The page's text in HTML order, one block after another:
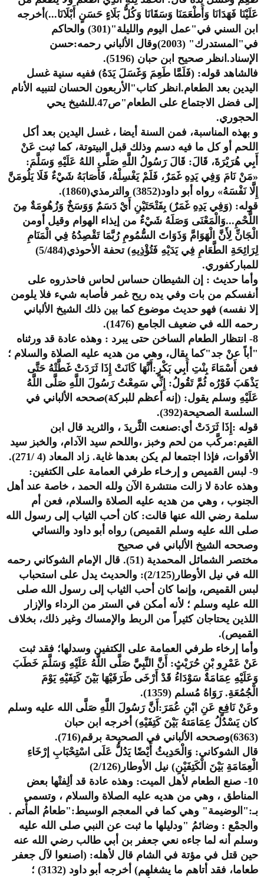
عَلَيْنَا فَهَدَانَا وَأَطْعَمَنَا وَسَقَانَا وَكُلُّ بَلَاءٍ حَسَنٍ أَبْلَانَا...)أخرجه
ابن السني في"عمل اليوم والليلة"(301) والحاكم
في"المستدرك" (2003)وقال الألباني رحمه:حسن
الإسناد.انظر صحيح ابن حبان (5196).
فالشاهد قوله: (فَلَمَّا طَعِمَ وَغَسَلَ يَدَهُ) ففيه سنية غسل
اليدين بعد الطعام.انظر كتاب"الأربعون الحسان لتنبيه الأنام
إلى فضل الاجتماع على الطعام"ص47.للشيخ يحي
الحجوري.
و بهذه المناسبة، فمن السنة أيضا ، غسل اليدين بعد أكل
اللحم أو كل ما فيه دسم وذلك قبل البيتوتة، كما ثبت عَنْ
أَبِي هُرَيْرَةَ، قَالَ: قَالَ رَسُولُ اللَّهِ صَلَّى اللهُ عَلَيْهِ وَسَلَّمَ:
«مَنْ نَامَ وَفِي يَدِهِ غَمَرٌ، فَلَمْ يَغْسِلْهُ، فَأَصَابَهُ شَيْءٌ فَلَا يَلُومَنَّ
إِلَّا نَفْسَهُ» رواه أبو داود(3852) والترمذي(1860).
قوله: (وَفِي يَدِهِ غَمَرٌ) بِفَتْحَتَيْنِ أَيْ دَسَمٌ وَوَسَخٌ وَزُهُومَةٌ مِنَ
اللَّحْمِ...وَالْمَعْنَى وَصَلَهُ شَيْءٌ من إيذاء الهوام وقيل أومن
الْجَانِّ لِأَنَّ الْهَوَامَّ وَذَوَاتَ السُّمُومِ رُبَّمَا تَقْصِدُهُ فِي الْمَنَامِ
لِرَائِحَةِ الطَّعَامِ فِي يَدَيْهِ فَتُؤْذِيهِ) تحفة الأحوذي(5/484)
للمباركفوري.
وأما حديث : إن الشيطان حساس لحاس فاحذروه على
أنفسكم من بات وفي يده ريح غمر فأصابه شيء فلا يلومن
إلا نفسه) فهو حديث موضوع كما بين ذلك الشيخ الألباني
رحمه الله في ضعيف الجامع (1476).
8- انتظار الطعام الساخن حتى يبرد : وهذه عادة قد ورثناه
"أباً عنْ جد"كما يقال، وهي من هديه عليه الصلاة والسلام ؛
فعن أَسْمَاءَ بِنْتِ أَبِي بَكْرٍ:أَنَّهَا كَانَتْ إِذَا ثَرَدَتْ غَطَّتْهُ حَتَّى
يَذْهَبَ فَوْرُه ثُمَّ تَقُولُ: إِنِّي سَمِعْتُ رَسُولَ اللَّهِ صَلَّى اللَّهُ
عَلَيْهِ وسلم يقول: (إنه أعظم للبركة)صححه الألباني في
السلسة الصحيحة(392).
قوله :إِذَا ثَرَدَتْ أي:صنعت الثَّريدَ ، والثريد قال ابن
القيم:مركَّب من لحم وخبز ،واللحم سيد الآدام، والخبز سيد
الأقوات، فإذا اجتمعا لم يكن بعدها غاية. زاد المعاد (4 /271).
9- لبس القميص و إرخـاء طرفي العمامة على الكتفين:
وهذه عادة لا زالت منتشرة الآن ولله الحمد ، خاصة عند أهل
الجنوب ، وهي من هديه عليه الصلاة والسلام، فعن أم
سلمة رضي الله عنها قالت: كان أحب الثياب إلى رسول الله
صلى الله عليه وسلم القميص) رواه أبو داود والنسائي
وصححه الشيخ الألباني في صحيح
مختصر الشمائل المحمدية (51). قال الإمام الشوكاني رحمه
الله في نيل الأوطار(2/125): والحديث يدل على استحباب
لبس القميص، وإنما كان أحب الثياب إلى رسول الله صلى
الله عليه وسلم ؛ لأنه أمكن في الستر من الرداء والإزار
اللذين يحتاجان كثيراً من الربط والإمساك وغير ذلك، بخلاف
القميص).
وأما إرخاء طرفي العمامة على الكتفين وسدلها؛ فقد ثبت
عَنْ عَمْرِو بْنِ حُرَيْثٍ: أَنَّ النَّبِيَّ صَلَّى اللَّهُ عَلَيْهِ وَسَلَّمَ خَطَبَ
وَعَلَيْهِ عِمَامَةٌ سَوْدَاءُ قَدْ أَرْخَى طَرَفَيْهَا بَيْنَ كَتِفَيْهِ يَوْمَ
الْجُمُعَةِ. رَوَاهُ مُسلم (1359).
وعَنْ نَافِعٍ عَنِ ابْنِ عُمَرَ:أَنَّ رَسُولَ اللَّهِ صَلَّى الله عليه وسلم
كان يَسْدُلُ عِمَامَتهُ بَيْنَ كَتِفَيْهِ) أخرجه ابن حبان
(6363)وصححه الألباني في الصحيحة برقم(716).
قال الشوكاني: وَالْحَدِيثُ أَيْضًا يَدُلُّ عَلَى اسْتِحْبَابِ إرْخَاءِ
الْعِمَامَةِ بَيْنَ الْكَتِفَيْنِ) نيل الأوطار(2/126)
10- صنع الطعام لأهل الميت: وهذه عادة قد ألِفتْها بعض
المناطق ، وهي من هديه عليه الصلاة والسلام ، وتسمى
بـ:"الوضيمة" وهي كما في المعجم الوسيط:"طعامُ المأْتم .
والجمْع : وضائمُ "ودليلها ما ثبت عن النبي صلى الله عليه
وسلم أنه لما جاءه نعي جعفر بن أبي طالب رضي الله عنه
حين قتل في مؤتة في الشام قال لأهله: (اصنعوا لآل جعفر
طعاما، فقد أتاهم ما يشغلهم) أخرجه أبو داود (3132) ؛